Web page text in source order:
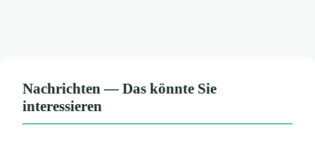
Nachrichten — Das könnte Sie
interessieren